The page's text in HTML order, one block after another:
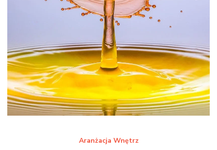
Aranżacja Wnętrz